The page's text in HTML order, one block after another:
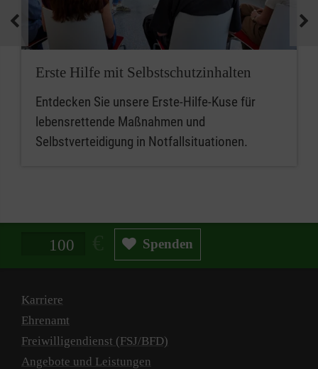
medizinische Geräte und koordinieren
Notfallmaßnahmen.
Zusammenfassend sind betriebliche
Ansprechpersonen für Erste Hilfe, während
Mitarbeitende im betrieblichen Sanitätsdienst
eine erweiterte Rolle bei der medizinischen
Erste Hilfe mit Selbstschutzinhalten
Entdecken Sie unsere Erste-Hilfe-Kuse für
lebensrettende Maßnahmen und
Selbstverteidigung in Notfallsituationen.
Spendenbetrag in Euro Spenden
Karriere
Ehrenamt
Freiwilligendienst (FSJ/BFD)
Angebote und Leistungen